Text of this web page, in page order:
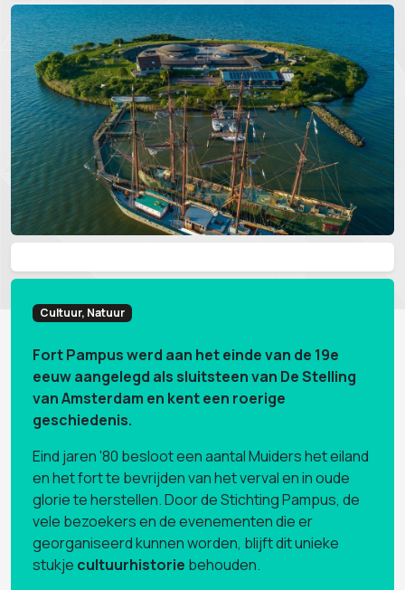
Cultuur, Natuur
Fort Pampus werd aan het einde van de 19e
eeuw aangelegd als sluitsteen van De Stelling
van Amsterdam en kent een roerige
geschiedenis.
Eind jaren '80 besloot een aantal Muiders het eiland
en het fort te bevrijden van het verval en in oude
glorie te herstellen. Door de Stichting Pampus, de
vele bezoekers en de evenementen die er
georganiseerd kunnen worden, blijft dit unieke
stukje cultuurhistorie behouden.